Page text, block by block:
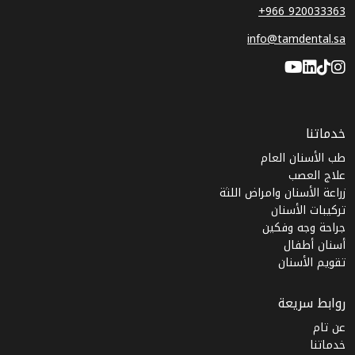
+966 920033363
info@tamdental.sa
خدماتنا
طب الأسنان العام
علاج العصب
زراعة الأسنان وامراض اللثة
تركيبات الأسنان
جراحة وجه وفكين
أسنان أطفال
تقويم الأسنان
روابط سريعة
عن تام
خدماتنا